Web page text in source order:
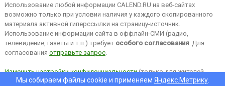
Использование любой информации CALEND.RU на веб-сайтах
возможно только при условии наличия у каждого скопированного
материала активной гиперссылки на страницу-источник.
Использование информации сайта в оффлайн-СМИ (радио,
телевидение, газеты и т.п.) требует особого согласования. Для
согласования отправьте запрос.
Изменить настройки конфиденциальности(только для жителей
EEA).Мы собираем файлы cookie и применяем Яндекс.Метрику.